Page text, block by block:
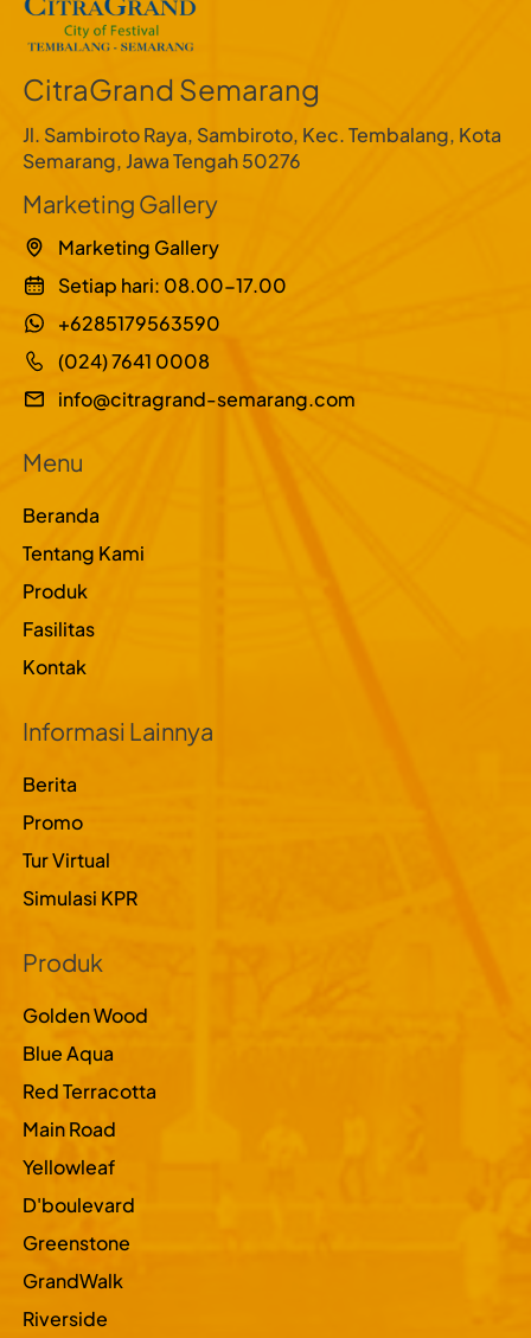
CitraGrand Semarang
Jl. Sambiroto Raya, Sambiroto, Kec. Tembalang, Kota
Semarang, Jawa Tengah 50276
Marketing Gallery
Marketing Gallery
Setiap hari: 08.00-17.00
+6285179563590
(024) 7641 0008
info@citragrand-semarang.com
Menu
Beranda
Tentang Kami
Produk
Fasilitas
Kontak
Informasi Lainnya
Berita
Promo
Tur Virtual
Simulasi KPR
Produk
Golden Wood
Blue Aqua
Red Terracotta
Main Road
Yellowleaf
D'boulevard
Greenstone
GrandWalk
Riverside